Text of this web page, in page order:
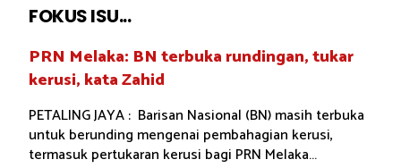
FOKUS ISU...
PRN Melaka: BN terbuka rundingan, tukar
kerusi, kata Zahid
PETALING JAYA : Barisan Nasional (BN) masih terbuka
untuk berunding mengenai pembahagian kerusi,
termasuk pertukaran kerusi bagi PRN Melaka...